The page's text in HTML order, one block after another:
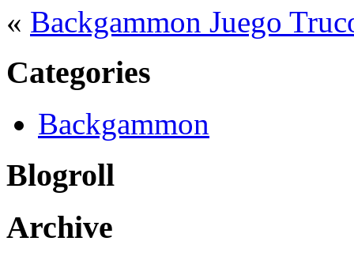
« Backgammon Juego
Categories
Backgammon
Blogroll
Archive